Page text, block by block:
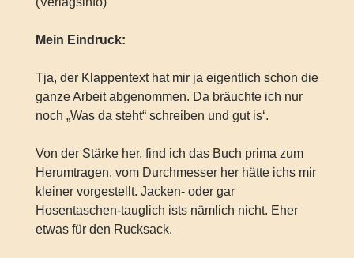
Mein Eindruck:
Tja, der Klappentext hat mir ja eigentlich schon die
ganze Arbeit abgenommen. Da bräuchte ich nur
noch „Was da steht“ schreiben und gut is‘.
Von der Stärke her, find ich das Buch prima zum
Herumtragen, vom Durchmesser her hätte ichs mir
kleiner vorgestellt. Jacken- oder gar
Hosentaschen-tauglich ists nämlich nicht. Eher
etwas für den Rucksack.